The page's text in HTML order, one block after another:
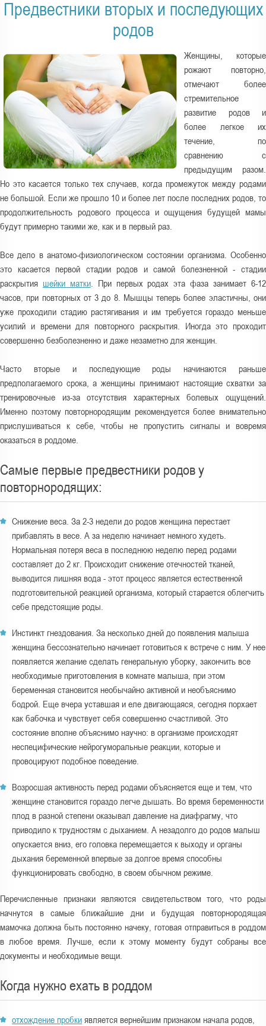
а
з
е
с
Предвестники вторых и последующих
родов
Женщины, которые
рожают повторно,
отмечают более
стремительное
развитие родов и
более легкое их
течение, по
сравнению с
предыдущим разом.
Но это касается только тех случаев, когда промежуток между родами
не большой. Если же прошло 10 и более лет после последних родов, то
продолжительность родового процесса и ощущения будущей мамы
будут примерно такими же, как и в первый раз.
Все дело в анатомо-физиологическом состоянии организма. Особенно
это касается первой стадии родов и самой болезненной - стадии
раскрытия шейки матки. При первых родах эта фаза занимает 6-12
часов, при повторных от 3 до 8. Мышцы теперь более эластичны, они
уже проходили стадию растягивания и им требуется гораздо меньше
усилий и времени для повторного раскрытия. Иногда это проходит
совершенно безболезненно и даже незаметно для женщин.
Часто вторые и последующие роды начинаются раньше
предполагаемого срока, а женщины принимают настоящие схватки за
тренировочные из-за отсутствия характерных болевых ощущений.
Именно поэтому повторнородящим рекомендуется более внимательно
прислушиваться к себе, чтобы не пропустить сигналы и вовремя
оказаться в роддоме.
Самые первые предвестники родов у
повторнородящих:
Снижение веса. За 2-3 недели до родов женщина перестает
прибавлять в весе. А за неделю начинает немного худеть.
Нормальная потеря веса в последнюю неделю перед родами
составляет до 2 кг. Происходит снижение отечностей тканей,
выводится лишняя вода - этот процесс является естественной
подготовительной реакцией организма, который старается облегчить
себе предстоящие роды.
Инстинкт гнездования. За несколько дней до появления малыша
женщина бессознательно начинает готовиться к встрече с ним. У нее
появляется желание сделать генеральную уборку, закончить все
необходимые приготовления в комнате малыша, при этом
беременная становится необычайно активной и необъяснимо
бодрой. Еще вчера уставшая и еле двигающаяся, сегодня порхает
как бабочка и чувствует себя совершенно счастливой. Это
состояние вполне объяснимо научно: в организме происходят
неспецифические нейрогуморальные реакции, которые и
провоцируют подобное поведение.
Возросшая активность перед родами объясняется еще и тем, что
женщине становится гораздо легче дышать. Во время беременности
плод в разной степени оказывал давление на диафрагму, что
приводило к трудностям с дыханием. А незадолго до родов малыш
опускается вниз, его головка перемещается к выходу и органы
дыхания беременной впервые за долгое время способны
функционировать свободно, в своем обычном режиме.
Перечисленные признаки являются свидетельством того, что роды
начнутся в самые ближайшие дни и будущая повторнородящая
мамочка должна быть постоянно начеку, готовая отправиться в роддом
в любое время. Лучше, если к этому моменту будут собраны все
документы и необходимые вещи.
Когда нужно ехать в роддом
отхождение пробки является вернейшим признаком начала родов,